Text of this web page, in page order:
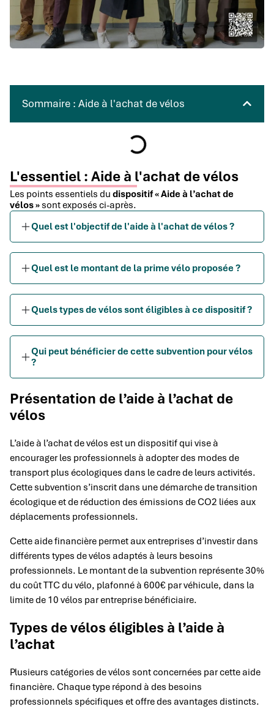
Sommaire : Aide à l'achat de vélos
L'essentiel : Aide à l'achat de vélos
Les points essentiels du dispositif « Aide à l’achat de
vélos » sont exposés ci-après.
Quel est l'objectif de l'aide à l'achat de vélos ?
Quel est le montant de la prime vélo proposée ?
Quels types de vélos sont éligibles à ce dispositif ?
Qui peut bénéficier de cette subvention pour vélos
?
Présentation de l’aide à l’achat de
vélos
L’aide à l’achat de vélos est un dispositif qui vise à
encourager les professionnels à adopter des modes de
transport plus écologiques dans le cadre de leurs activités.
Cette subvention s’inscrit dans une démarche de transition
écologique et de réduction des émissions de CO2 liées aux
déplacements professionnels.
Cette aide financière permet aux entreprises d’investir dans
différents types de vélos adaptés à leurs besoins
professionnels. Le montant de la subvention représente 30%
du coût TTC du vélo, plafonné à 600€ par véhicule, dans la
limite de 10 vélos par entreprise bénéficiaire.
Types de vélos éligibles à l’aide à
l’achat
Plusieurs catégories de vélos sont concernées par cette aide
financière. Chaque type répond à des besoins
professionnels spécifiques et offre des avantages distincts.